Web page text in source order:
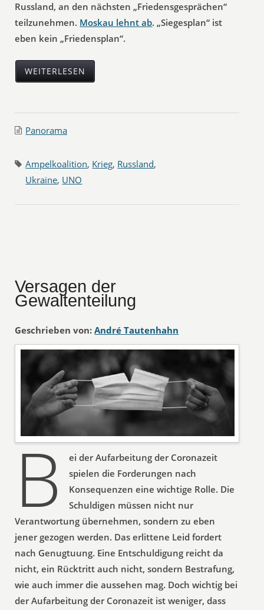
Russland, an den nächsten „Friedensgesprächen“
teilzunehmen. Moskau lehnt ab. „Siegesplan“ ist
eben kein „Friedensplan“.
WEITERLESEN
Panorama
Ampelkoalition, Krieg, Russland,
Ukraine, UNO
Versagen der
Gewaltenteilung
Geschrieben von: André Tautenhahn
B
ei der Aufarbeitung der Coronazeit
spielen die Forderungen nach
Konsequenzen eine wichtige Rolle. Die
Schuldigen müssen nicht nur
Verantwortung übernehmen, sondern zu eben
jener gezogen werden. Das erlittene Leid fordert
nach Genugtuung. Eine Entschuldigung reicht da
nicht, ein Rücktritt auch nicht, sondern Bestrafung,
wie auch immer die aussehen mag. Doch wichtig bei
der Aufarbeitung der Coronazeit ist weniger, dass